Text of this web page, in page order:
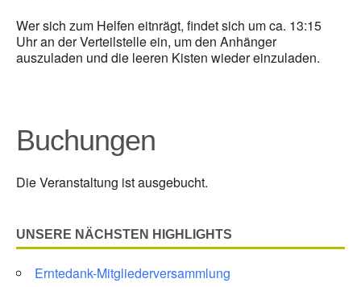
Wer sich zum Helfen eitnrägt, findet sich um ca. 13:15
Uhr an der Verteilstelle ein, um den Anhänger
auszuladen und die leeren Kisten wieder einzuladen.
Buchungen
Die Veranstaltung ist ausgebucht.
UNSERE NÄCHSTEN HIGHLIGHTS
Erntedank-Mitgliederversammlung